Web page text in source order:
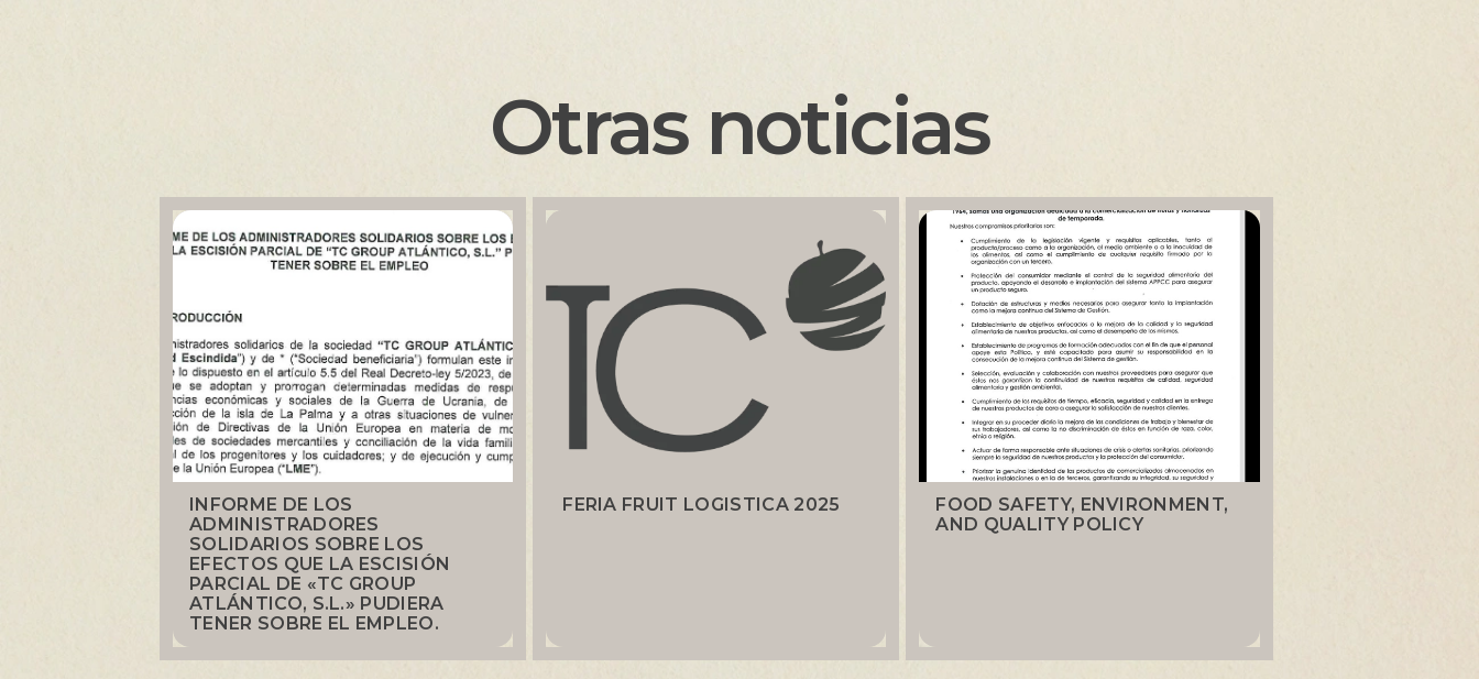
Otras noticias
INFORME DE LOS
ADMINISTRADORES
SOLIDARIOS SOBRE LOS
EFECTOS QUE LA ESCISIÓN
PARCIAL DE «TC GROUP
ATLÁNTICO, S.L.» PUDIERA
TENER SOBRE EL EMPLEO.
FERIA FRUIT LOGISTICA 2025
FOOD SAFETY, ENVIRONMENT,
AND QUALITY POLICY